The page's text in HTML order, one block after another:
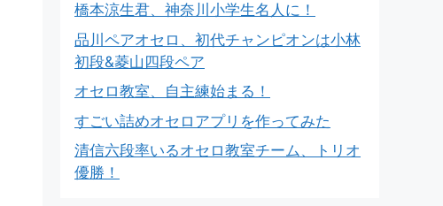
橋本涼生君、神奈川小学生名人に！
品川ペアオセロ、初代チャンピオンは小林
初段&菱山四段ペア
オセロ教室、自主練始まる！
すごい詰めオセロアプリを作ってみた
清信六段率いるオセロ教室チーム、トリオ
優勝！